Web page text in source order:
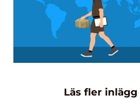
Läs fler inlägg